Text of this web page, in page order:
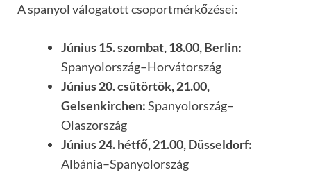
A spanyol válogatott csoportmérkőzései:
Június 15. szombat, 18.00, Berlin:
Spanyolország–Horvátország
Június 20. csütörtök, 21.00,
Gelsenkirchen:Spanyolország–
Olaszország
Június 24. hétfő, 21.00, Düsseldorf:
Albánia–Spanyolország